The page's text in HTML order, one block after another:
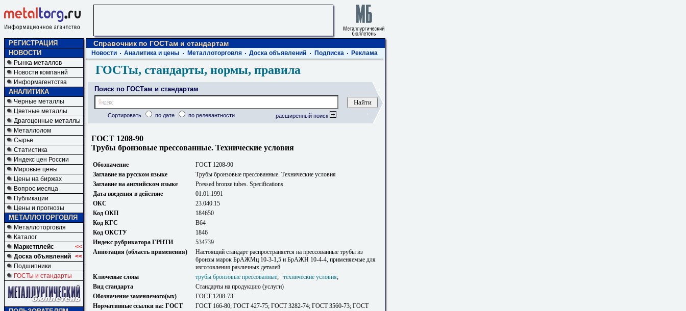
РЕГИСТРАЦИЯ
НОВОСТИ
Рынка металлов
Новости компаний
Информагентства
АНАЛИТИКА
Черные металлы
Цветные металлы
Драгоценные металлы
Металлолом
Сырье
Статистика
Индекс цен России
Мировые цены
Цены на биржах
Вопрос месяца
Публикации
Цены и прогнозы
МЕТАЛЛОТОРГОВЛЯ
Металлоторговля
Каталог
Маркетплейс
<<
Доска объявлений <<
Подшипники
ГОСТы и стандарты
Справочник по ГОСТам и стандартам
Новости Аналитика и цены Металлоторговля Доска объявлений Подписка Реклама
ГОСТы, стандарты, нормы, правила
Поиск по ГОСТам и стандартам
Сортировать по дате по релевантности расширенный поиск
ГОСТ 1208-90
Трубы бронзовые прессованные. Технические условия
Обозначение
ГОСТ 1208-90
Заглавие на русском языке
Трубы бронзовые прессованные. Технические условия
Заглавие на английском языке
Pressed bronze tubes. Specifications
Дата введения в действие
01.01.1991
ОКС
23.040.15
Код ОКП
184650
Код КГС
В64
Код ОКСТУ
1846
Индекс рубрикатора ГРНТИ
534739
Аннотация (область применения)
Настоящий стандарт распространяется на прессованные трубы из
бронзы марок БрАЖМц 10-3-1,5 и БрАЖН 10-4-4, применяемые для
изготовления различных деталей
Ключевые слова
трубы бронзовые прессованные; технические условия;
Вид стандарта
Стандарты на продукцию (услуги)
Обозначение заменяемого(ых)
ГОСТ 1208-73
Нормативные ссылки на: ГОСТ
ГОСТ 166-80; ГОСТ 427-75; ГОСТ 3282-74; ГОСТ 3560-73; ГОСТ